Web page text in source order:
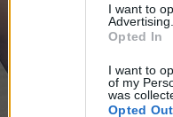
I want to
Advertising.
Opted In
I want to
of my
was
Opted Out